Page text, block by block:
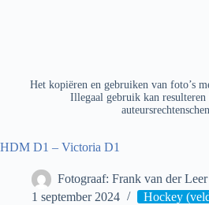
Het kopiëren en gebruiken van foto’s
Illegaal gebruik kan resulteren
HDM D1 – Victoria D1
Fotograaf: Frank van der Leer
1 september 2024
Hockey